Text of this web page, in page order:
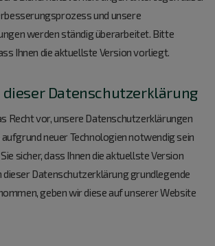
und unsere
werden ständig überarbeitet. Bitte
Ihnen die aktuellste Version vorliegt.
Datenschutzerklärung
Recht vor, unsere Datenschutzerklärungen
neuer Technologien notwendig sein
sicher, dass Ihnen die aktuellste Version
dieser Datenschutzerklärung grundlegende
geben wir diese auf unserer Website